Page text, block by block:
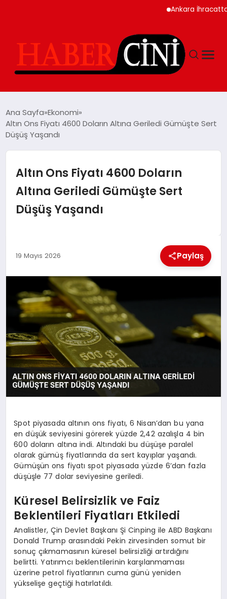
Ankara İhracatta
YAŞAM
GÜNCEL
TEKNOLOJI
GENEL
YEREL HABERLER
GÜNDEM
Ana Sayfa Ekonomi
Altın Ons Fiyatı 4600 Doların Altına Geriledi Gümüşte Sert
Düşüş Yaşandı
Altın Ons Fiyatı 4600 Doların
Altına Geriledi Gümüşte Sert
Düşüş Yaşandı
19 Mayıs 2026 Paylaş
Spot piyasada altının ons fiyatı, 6 Nisan’dan bu yana
en düşük seviyesini görerek yüzde 2,42 azalışla 4 bin
600 doların altına indi. Altındaki bu düşüşe paralel
olarak gümüş fiyatlarında da sert kayıplar yaşandı.
Gümüşün ons fiyatı spot piyasada yüzde 6’dan fazla
düşüşle 77 dolar seviyesine geriledi.
Küresel Belirsizlik ve Faiz
Beklentileri Fiyatları Etkiledi
Analistler, Çin Devlet Başkanı Şi Cinping ile ABD Başkanı
Donald Trump arasındaki Pekin zirvesinden somut bir
sonuç çıkmamasının küresel belirsizliği artırdığını
belirtti. Yatırımcı beklentilerinin karşılanmaması
üzerine petrol fiyatlarının cuma günü yeniden
yükselişe geçtiği hatırlatıldı.